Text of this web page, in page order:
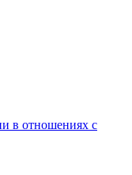
в отношениях с